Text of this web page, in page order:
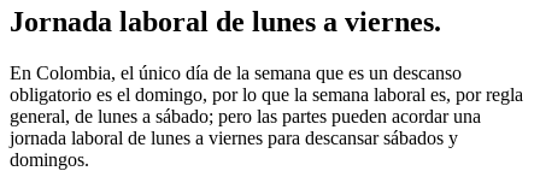
Jornada laboral de lunes a viernes.
En Colombia, el único día de la semana que es un descanso
obligatorio es el domingo, por lo que la semana laboral es, por regla
general, de lunes a sábado; pero las partes pueden acordar una
jornada laboral de lunes a viernes para descansar sábados y
domingos.